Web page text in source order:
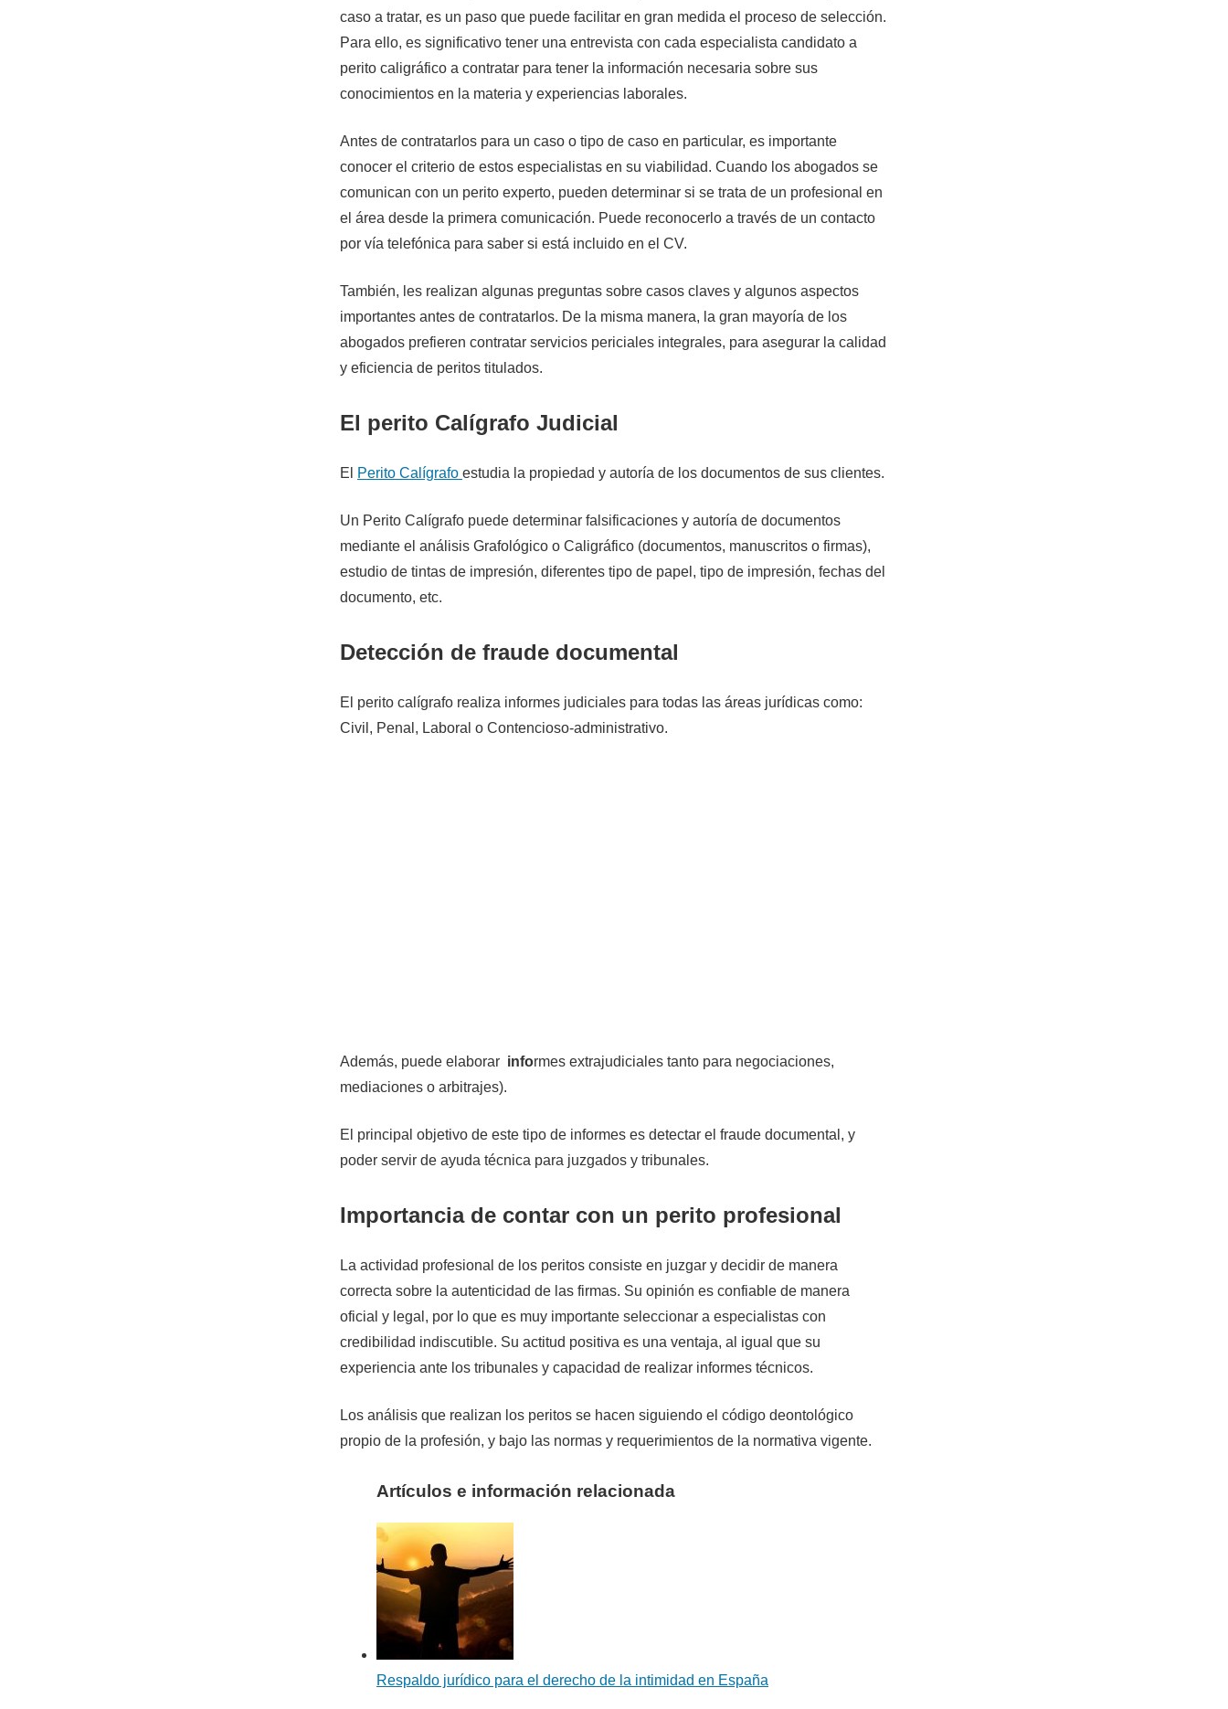
caso a tratar, es un paso que puede facilitar en gran medida el proceso de selección.
Para ello, es significativo tener una entrevista con cada especialista candidato a
perito caligráfico a contratar para tener la información necesaria sobre sus
conocimientos en la materia y experiencias laborales.
Antes de contratarlos para un caso o tipo de caso en particular, es importante
conocer el criterio de estos especialistas en su viabilidad. Cuando los abogados se
comunican con un perito experto, pueden determinar si se trata de un profesional en
el área desde la primera comunicación. Puede reconocerlo a través de un contacto
por vía telefónica para saber si está incluido en el CV.
También, les realizan algunas preguntas sobre casos claves y algunos aspectos
importantes antes de contratarlos. De la misma manera, la gran mayoría de los
abogados prefieren contratar servicios periciales integrales, para asegurar la calidad
y eficiencia de peritos titulados.
El perito Calígrafo Judicial
El Perito Calígrafo estudia la propiedad y autoría de los documentos de sus clientes.
Un Perito Calígrafo puede determinar falsificaciones y autoría de documentos
mediante el análisis Grafológico o Caligráfico (documentos, manuscritos o firmas),
estudio de tintas de impresión, diferentes tipo de papel, tipo de impresión, fechas del
documento, etc.
Detección de fraude documental
El perito calígrafo realiza informes judiciales para todas las áreas jurídicas como:
Civil, Penal, Laboral o Contencioso-administrativo.
Además, puede elaborar informes extrajudiciales tanto para negociaciones,
mediaciones o arbitrajes).
El principal objetivo de este tipo de informes es detectar el fraude documental, y
poder servir de ayuda técnica para juzgados y tribunales.
Importancia de contar con un perito profesional
La actividad profesional de los peritos consiste en juzgar y decidir de manera
correcta sobre la autenticidad de las firmas. Su opinión es confiable de manera
oficial y legal, por lo que es muy importante seleccionar a especialistas con
credibilidad indiscutible. Su actitud positiva es una ventaja, al igual que su
experiencia ante los tribunales y capacidad de realizar informes técnicos.
Los análisis que realizan los peritos se hacen siguiendo el código deontológico
propio de la profesión, y bajo las normas y requerimientos de la normativa vigente.
Artículos e información relacionada
Respaldo jurídico para el derecho de la intimidad en España